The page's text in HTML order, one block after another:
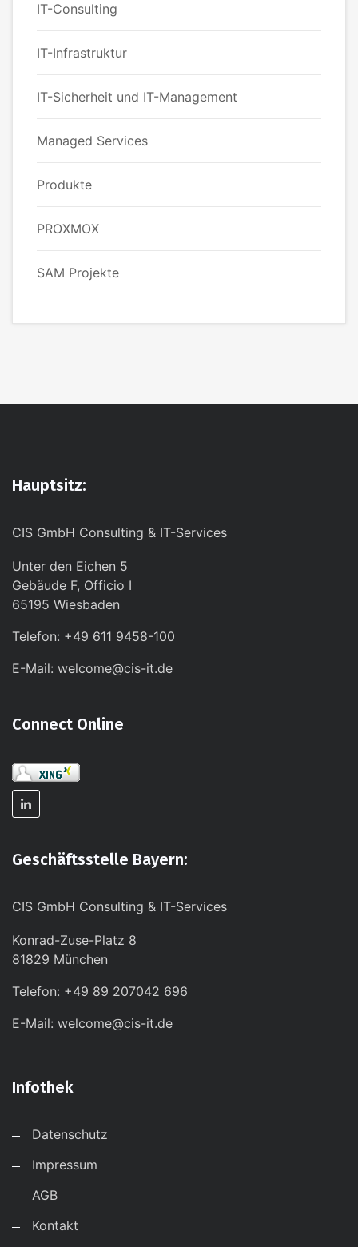
IT-Consulting
IT-Infrastruktur
IT-Sicherheit und IT-Management
Managed Services
Produkte
PROXMOX
SAM Projekte
Hauptsitz:
CIS GmbH Consulting & IT-Services
Unter den Eichen 5
Gebäude F, Officio I
65195 Wiesbaden
Telefon: +49 611 9458-100
E-Mail: welcome@cis-it.de
Connect Online
Geschäftsstelle Bayern:
CIS GmbH Consulting & IT-Services
Konrad-Zuse-Platz 8
81829 München
Telefon: +49 89 207042 696
E-Mail: welcome@cis-it.de
Infothek
Datenschutz
Impressum
AGB
Kontakt